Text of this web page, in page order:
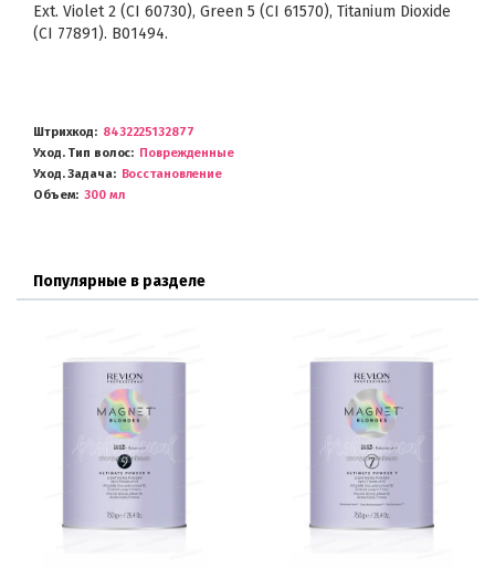
Ext. Violet 2 (CI 60730), Green 5 (CI 61570), Titanium Dioxide
(CI 77891). B01494.
Штрихкод
8432225132877
Уход. Тип волос
Поврежденные
Уход. Задача
Восстановление
Объем
300 мл
Популярные в разделе